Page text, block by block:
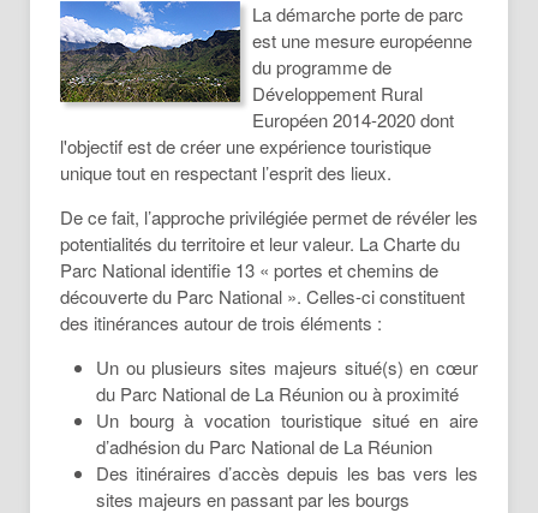
La démarche porte de parc
est une mesure européenne
du programme de
Développement Rural
Européen 2014-2020 dont
l'objectif est de créer une expérience touristique
unique tout en respectant l’esprit des lieux.
De ce fait, l’approche privilégiée permet de révéler les
potentialités du territoire et leur valeur. La Charte du
Parc National identifie 13 « portes et chemins de
découverte du Parc National ». Celles-ci constituent
des itinérances autour de trois éléments :
Un ou plusieurs sites majeurs situé(s) en cœur
du Parc National de La Réunion ou à proximité
Un bourg à vocation touristique situé en aire
d’adhésion du Parc National de La Réunion
Des itinéraires d’accès depuis les bas vers les
sites majeurs en passant par les bourgs